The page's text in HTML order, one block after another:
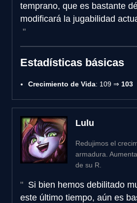
temprano, que es bastante
modificará la jugabilidad
Estadísticas básicas
Crecimiento de Vida: 109 ⇒ 103
Lulu
Redujimos el
armadura.
de su R.
Si bien hemos debilitado
este último tiempo, aún es